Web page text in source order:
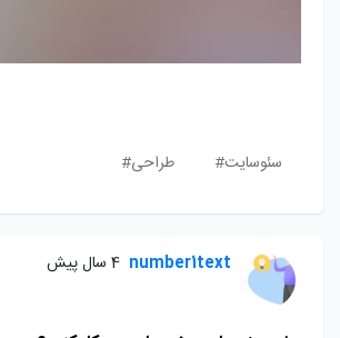
سئوسایت# طراحی#
number1text 4 سال پیش